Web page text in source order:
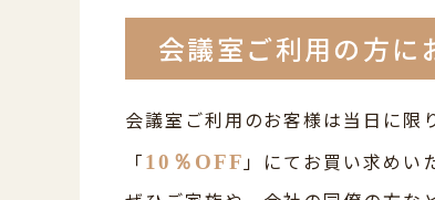
会議室ご利用の方に
会議室ご利用のお客様は当日に限
「10％OFF」にてお買い求めい